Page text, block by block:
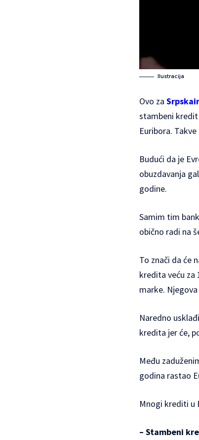
Ilustracija
Ovo za
stambeni kredit
Euribora.
Budući da je
obuzdavanja
godine.
Samim tim
obično radi na
To znači da će
kredita veću za
marke.
Naredno
kredita jer će,
Među
godina rastao
Mnogi krediti u
– Stambeni